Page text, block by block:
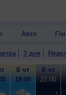
Авто Г/
3 дня
6 чт
19:00
6 чт
22:00